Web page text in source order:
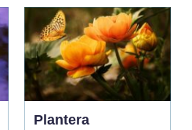
Plantera